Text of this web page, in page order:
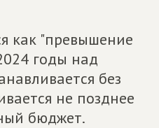
как "превышение
годы над
без
не позднее
бюджет.